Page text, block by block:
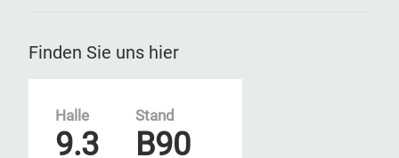
Finden Sie uns hier
Halle
9.3
Stand
B90